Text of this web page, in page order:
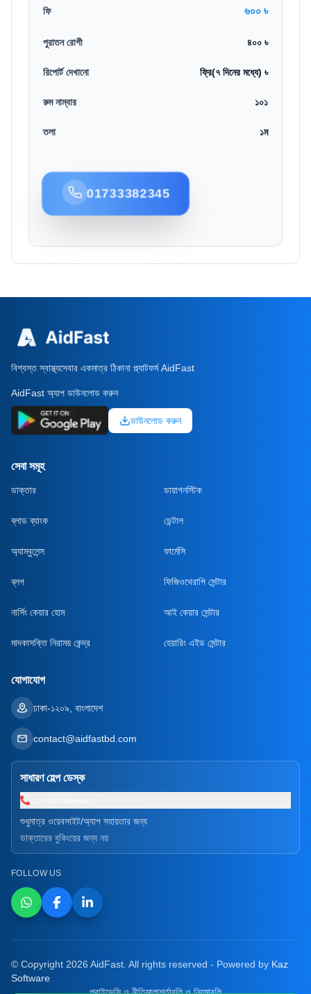
ফি ৬০০ ৳
পুরাতন রোগী ৪০০ ৳
রিপোর্ট দেখানো ফ্রি(৭ দিনের মধ্যে) ৳
রুম নাম্বার ১০১
তলা ১ম
01733382345
বিশ্বস্ত স্বাস্থ্যসেবার একমাত্র ঠিকানা প্ল্যাটফর্ম AidFast
AidFast অ্যাপ ডাউনলোড করুন
ডাউনলোড করুন
সেবা সমূহ
ডাক্তার ডায়াগনস্টিক
ব্লাড ব্যাংক ডেন্টাল
অ্যাম্বুলেন্স ফার্মেসি
ব্লগ ফিজিওথেরাপি সেন্টার
নার্সিং কেয়ার হোম আই কেয়ার সেন্টার
মাদকাসক্তি নিরাময় কেন্দ্র হেয়ারিং এইড সেন্টার
যোগাযোগ
ঢাকা-১২০৯, বাংলাদেশ
contact@aidfastbd.com
সাধারণ হেল্প ডেস্ক
শুধুমাত্র ওয়েবসাইট/অ্যাপ সহায়তার জন্য
ডাক্তারের বুকিংয়ের জন্য নয়
FOLLOW US
© Copyright 2026 AidFast. All rights reserved - Powered by Kaz
Software
প্রাইভেসি ও নীতিমালাশর্তাবলি ও নিয়মাবলি